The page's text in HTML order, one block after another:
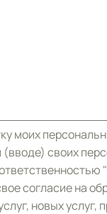
моих
своих
согласие на
новых